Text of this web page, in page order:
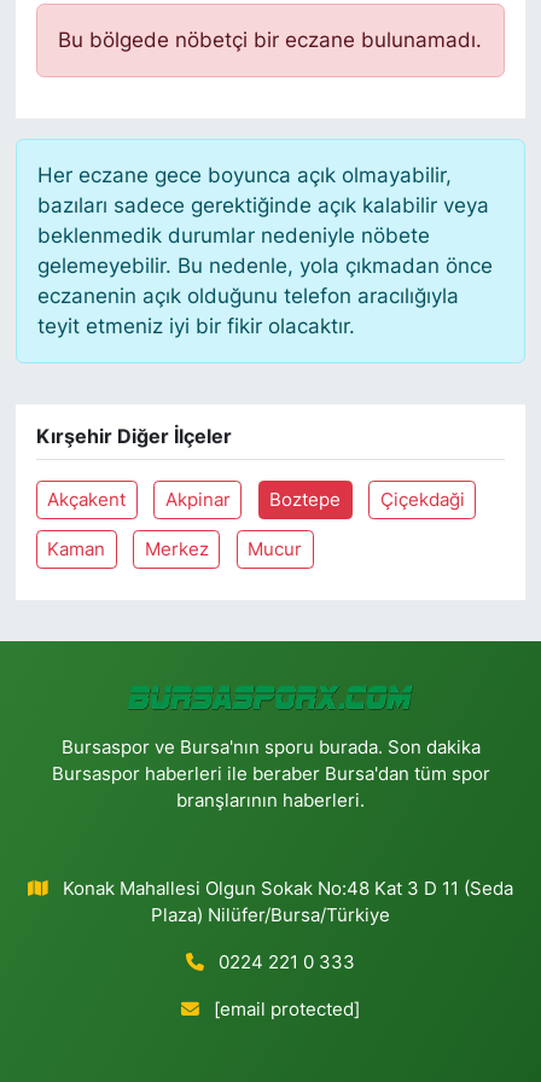
Bu bölgede nöbetçi bir eczane bulunamadı.
Her eczane gece boyunca açık olmayabilir,
bazıları sadece gerektiğinde açık kalabilir veya
beklenmedik durumlar nedeniyle nöbete
gelemeyebilir. Bu nedenle, yola çıkmadan önce
eczanenin açık olduğunu telefon aracılığıyla
teyit etmeniz iyi bir fikir olacaktır.
Kırşehir Diğer İlçeler
Akçakent Akpinar Boztepe Çiçekdaği
Kaman Merkez Mucur
Bursaspor ve Bursa'nın sporu burada. Son dakika
Bursaspor haberleri ile beraber Bursa'dan tüm spor
branşlarının haberleri.
Konak Mahallesi Olgun Sokak No:48 Kat 3 D 11 (Seda
Plaza) Nilüfer/Bursa/Türkiye
0224 221 0 333
[email protected]